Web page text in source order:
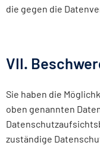
die gegen die
VII.
Sie haben die
oben genannten
zuständige